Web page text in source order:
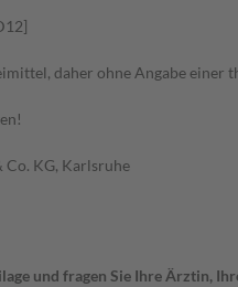
daher ohne Angabe einer
KG, Karlsruhe
und fragen Sie Ihre Ärztin,